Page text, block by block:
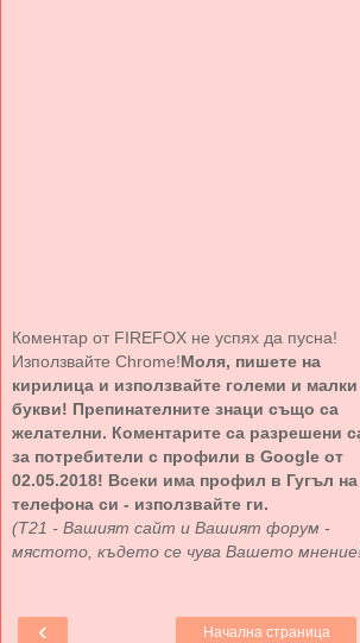
Коментар от FIREFOX не успях да пусна!
Използвайте Chrome!Моля, пишете на
кирилица и използвайте големи и малки
букви! Препинателните знаци също са
желателни. Коментарите са разрешени
за потребители с профили в Google от
02.05.2018! Всеки има профил в Гугъл на
телефона си - използвайте ги.
(Т21 - Вашият сайт и Вашият форум -
мястото, където се чува Вашето
‹ Начална страница